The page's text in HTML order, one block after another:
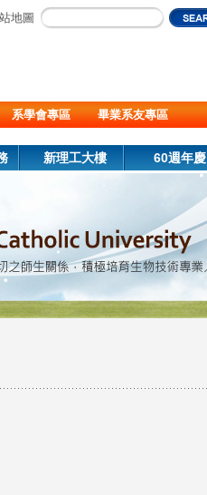
地圖
系學會專區
畢業系友專區
新理工大樓 60週年慶